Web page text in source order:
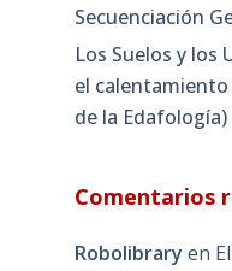
Secuenciación
Los Suelos y los
el
de la Edafología)
Comentarios
Robolibrary en